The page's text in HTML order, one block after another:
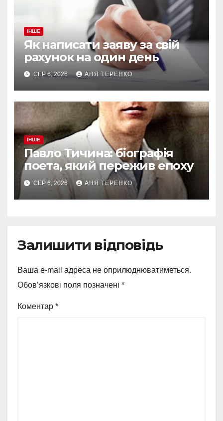
ІНШЕ
Як написати заяву за свій
рахунок на один день
СЕР 6, 2026 АНЯ ТЕРЕНКО
ІНШЕ
Павло Тичина: біографія
поета, який пережив епоху
СЕР 6, 2026 АНЯ ТЕРЕНКО
Залишити відповідь
Ваша e-mail адреса не оприлюднюватиметься.
Обов’язкові поля позначені *
Коментар *